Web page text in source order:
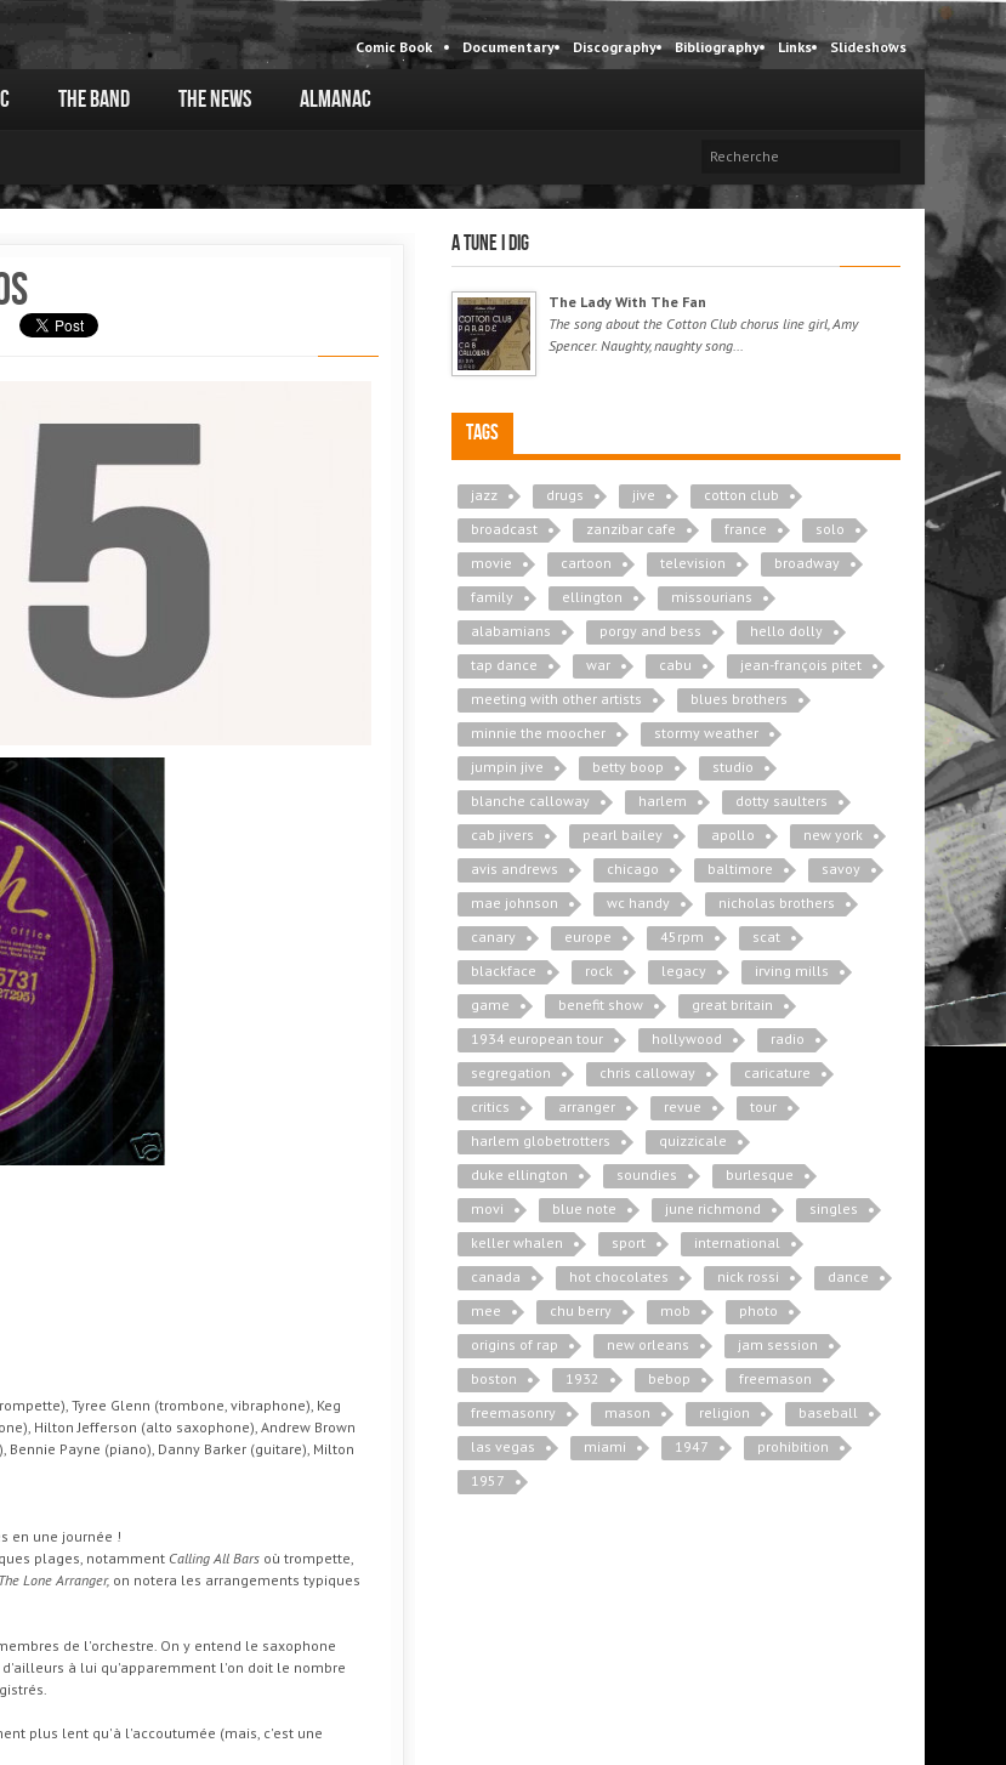
Comic Book Documentary Discography Bibliography Links Slideshows
The Band The News Almanac
Tyree Glenn (trombone, vibraphone), Keg
Hilton Jefferson (alto saxophone), Andrew Brown
Payne (piano), Danny Barker (guitare), Milton
en une journée !
plages, notamment Calling All Bars où trompette,
The Lone Arranger, on notera les arrangements typiques
de l'orchestre. On y entend le saxophone
d'ailleurs à lui qu'apparemment l'on doit le nombre
plus lent qu'à l'accoutumée (mais, c'est une
A tune I dig
The Lady With The Fan
The song about the Cotton Club chorus line girl, Amy
Spencer. Naughty, naughty song...
Tags
jazz drugs jive
cotton club
broadcast
zanzibar cafe france
solo
movie
cartoon television
broadway
family
ellington
missourians
alabamians
porgy and bess
hello dolly
tap dance
war cabu
jean-françois pitet
meeting with other artists
blues brothers
minnie the moocher
stormy weather
jumpin jive
betty boop
studio
blanche calloway
harlem
dotty saulters
cab jivers
pearl bailey apollo
new york
avis andrews
chicago baltimore
savoy
mae johnson
wc handy
nicholas brothers
canary
europe 45rpm
scat
blackface
rock legacy
irving mills
game
benefit show
great britain
1934 european tour
hollywood
radio
segregation
chris calloway
caricature
critics
arranger revue
tour
harlem globetrotters
quizzicale
duke ellington
soundies
burlesque
movi
blue note june richmond
singles
keller whalen
sport
international
canada
hot chocolates nick rossi
dance
mee
chu berry mob
photo
origins of rap
new orleans
jam session
boston
1932 bebop
freemason
freemasonry
mason religion
baseball
las vegas
miami 1947
prohibition
1957